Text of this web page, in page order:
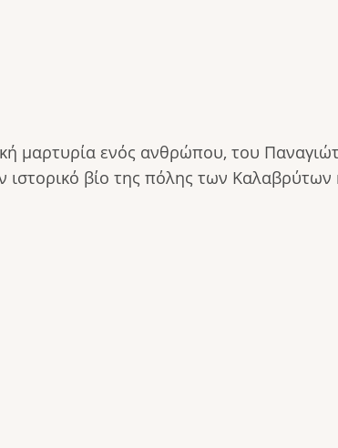
μαρτυρία ενός ανθρώπου, του
βίο της πόλης των Καλαβρύτων